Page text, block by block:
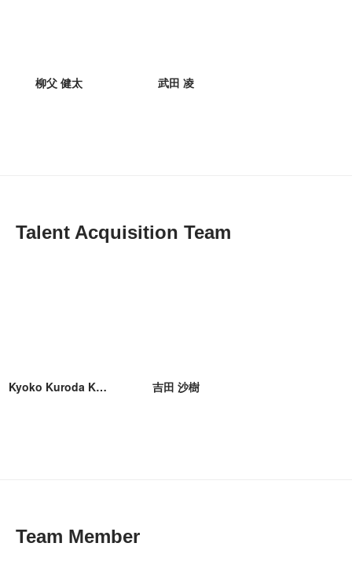
柳父 健太 武田 凌
Talent Acquisition Team
Kyoko Kuroda Kuroda 吉田 沙樹
Team Member